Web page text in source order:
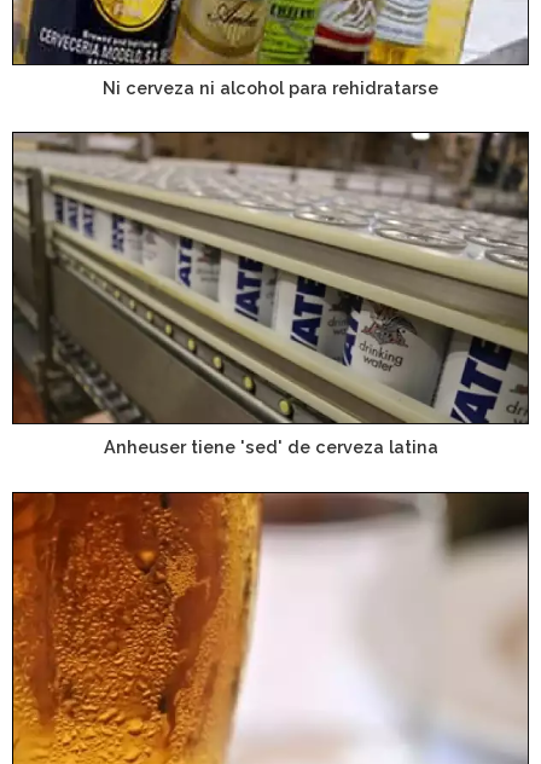
Ni cerveza ni alcohol para rehidratarse
Anheuser tiene 'sed' de cerveza latina